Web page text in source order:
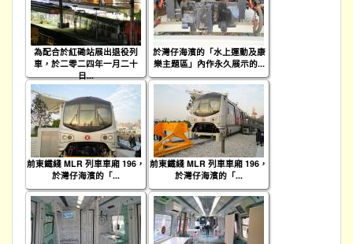
為配合於紅磡站展出退役列
車，於二零二四年一月二十
日...
於灣仔海濱的「水上運動及康
樂主題區」內作永久展示的...
前東鐵綫 MLR 列車車廂 196，
於灣仔海濱的「...
前東鐵綫 MLR 列車車廂 196，
於灣仔海濱的「...